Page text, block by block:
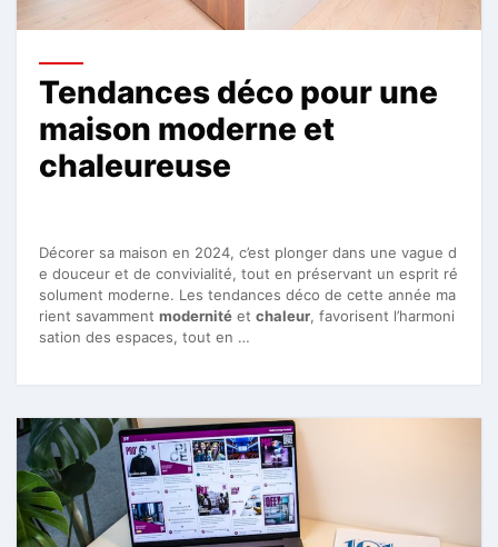
Tendances déco pour une
maison moderne et
chaleureuse
Décorer sa maison en 2024, c’est plonger dans une vague d
e douceur et de convivialité, tout en préservant un esprit ré
solument moderne. Les tendances déco de cette année ma
rient savamment modernité et chaleur, favorisent l’harmoni
sation des espaces, tout en …